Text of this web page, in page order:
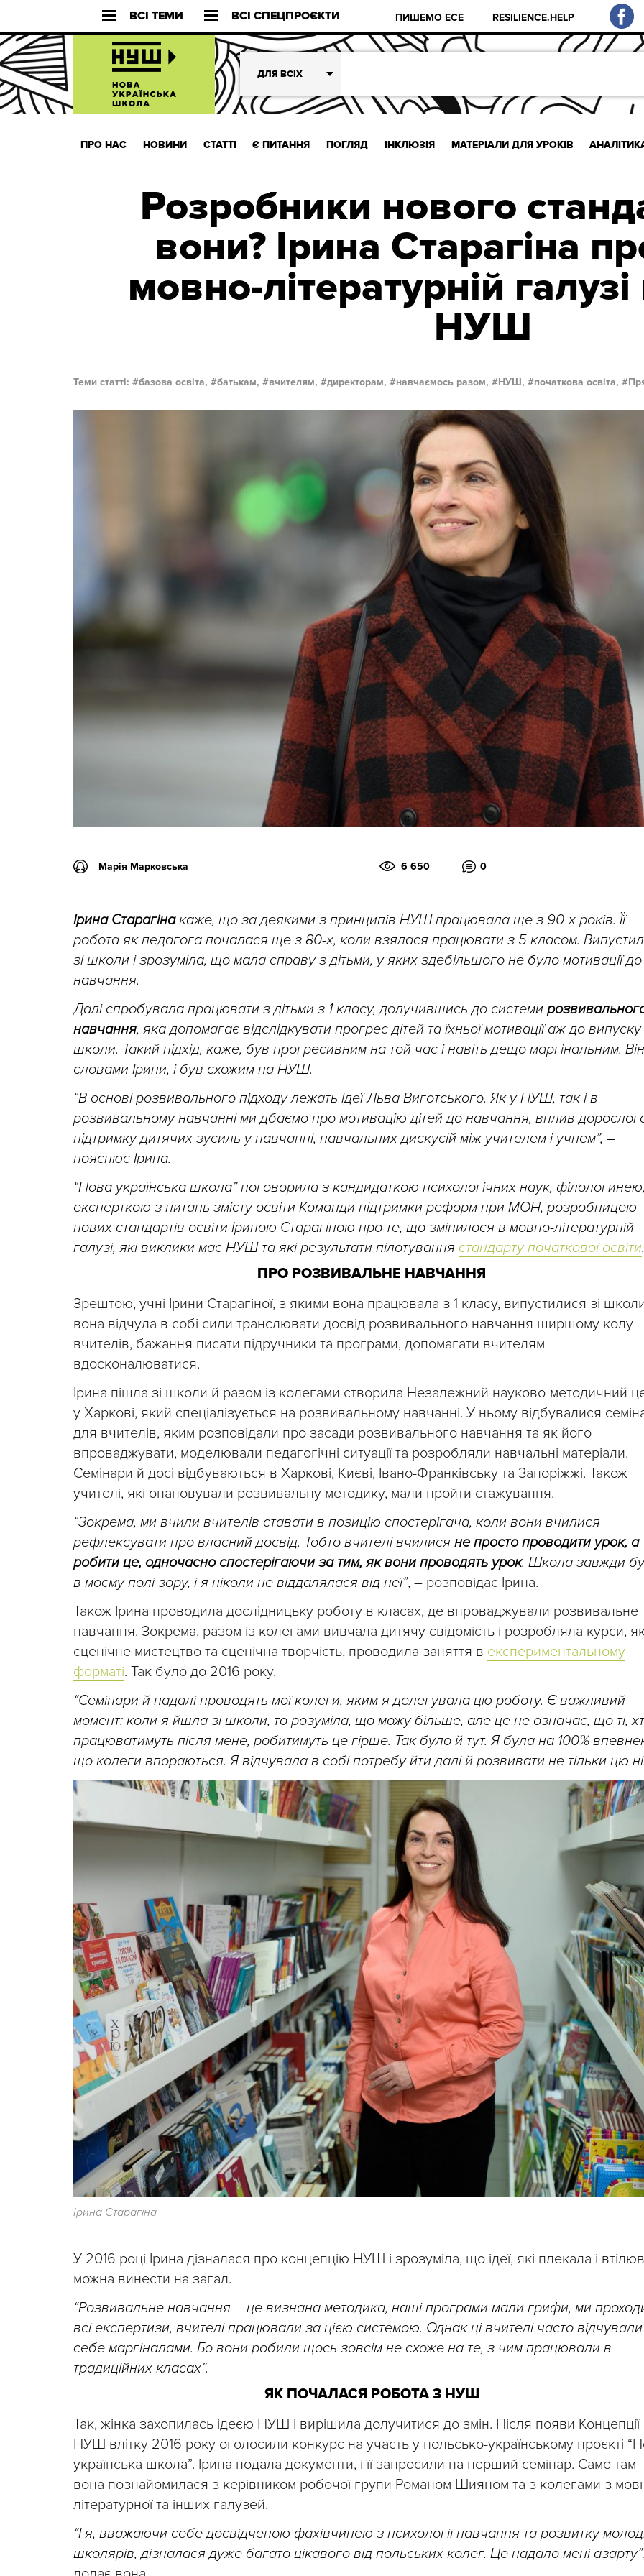
ВСІ ТЕМИ ВСІ СПЕЦПРОЄКТИ ПИШЕМО ЕСЕ RESILIENCE.HELP
ДЛЯ ВСІХ
ПРО НАС НОВИНИ СТАТТІ Є ПИТАННЯ ПОГЛЯД ІНКЛЮЗІЯ МАТЕРІАЛИ ДЛЯ УРОКІВ
Розробники нового
вони? Ірина Старагіна
мовно-літературній
НУШ
Теми статті: базова освіта, батькам, вчителям, директорам, навчаємось разом, НУШ, початкова освіта,
Марія Марковська 6 650 0
Ірина Старагінакаже, що за деякими з принципів НУШ працювала ще з 90-х років. Її
робота як педагога почалася ще з 80-х, коли взялася працювати з 5 класом.
зі школи і зрозуміла, що мала справу з дітьми, у яких здебільшого не було мотивації до
навчання.
Далі спробувала працювати з дітьми з 1 класу, долучившись до системи
навчання, яка допомагає відслідкувати прогрес дітей та їхньої мотивації аж до випуску
школи. Такий підхід, каже, був прогресивним на той час і навіть дещо маргінальним.
словами Ірини, і був схожим на НУШ.
“В основі розвивального підходу лежать ідеї Льва Виготського. Як у НУШ, так і в
розвивальному навчанні ми дбаємо про мотивацію дітей до навчання, вплив
підтримку дитячих зусиль у навчанні, навчальних дискусій між учителем і учнем”, –
пояснює Ірина.
“Нова українська школа” поговорила з кандидаткою психологічних наук,
експерткою з питань змісту освіти Команди підтримки реформ при МОН, розробницею
нових стандартів освіти Іриною Старагіною про те, що змінилося в мовно-літературній
галузі, які виклики має НУШ та які результати пілотування стандарту початкової освіти.
ПРО РОЗВИВАЛЬНЕ НАВЧАННЯ
Зрештою, учні Ірини Старагіної, з якими вона працювала з 1 класу, випустилися зі
вона відчула в собі сили транслювати досвід розвивального навчання ширшому колу
вчителів, бажання писати підручники та програми, допомагати вчителям
вдосконалюватися.
Ірина пішла зі школи й разом із колегами створила Незалежний науково-методичний
у Харкові, який спеціалізується на розвивальному навчанні. У ньому відбувалися
для вчителів, яким розповідали про засади розвивального навчання та як його
впроваджувати, моделювали педагогічні ситуації та розробляли навчальні матеріали.
Семінари й досі відбуваються в Харкові, Києві, Івано-Франківську та Запоріжжі. Також
учителі, які опановували розвивальну методику, мали пройти стажування.
“Зокрема, ми вчили вчителів ставати в позицію спостерігача, коли вони вчилися
рефлексувати про власний досвід. Тобто вчителі вчилися не просто проводити урок, а
робити це, одночасно спостерігаючи за тим, як вони проводять урок. Школа завжди
в моєму полі зору, і я ніколи не віддалялася від неї”, – розповідає Ірина.
Також Ірина проводила дослідницьку роботу в класах, де впроваджували розвивальне
навчання. Зокрема, разом із колегами вивчала дитячу свідомість і розробляла курси,
сценічне мистецтво та сценічна творчість, проводила заняття в експериментальному
форматі. Так було до 2016 року.
“Семінари й надалі проводять мої колеги, яким я делегувала цю роботу. Є важливий
момент: коли я йшла зі школи, то розуміла, що можу більше, але це не означає, що ті,
працюватимуть після мене, робитимуть це гірше. Так було й тут. Я була на 100%
що колеги впораються. Я відчувала в собі потребу йти далі й розвивати не тільки цю
Ірина Старагіна
У 2016 році Ірина дізналася про концепцію НУШ і зрозуміла, що ідеї, які плекала і
можна винести на загал.
“Розвивальне навчання – це визнана методика, наші програми мали грифи, ми
всі експертизи, вчителі працювали за цією системою. Однак ці вчителі часто відчували
себе маргіналами. Бо вони робили щось зовсім не схоже на те, з чим працювали в
традиційних класах”.
ЯК ПОЧАЛАСЯ РОБОТА З НУШ
Так, жінка захопилась ідеєю НУШ і вирішила долучитися до змін. Після появи Концепції
НУШ влітку 2016 року оголосили конкурс на участь у польсько-українському проєкті
українська школа”. Ірина подала документи, і її запросили на перший семінар. Саме там
вона познайомилася з керівником робочої групи Романом Шияном та з колегами з
літературної та інших галузей.
“І я, вважаючи себе досвідченою фахівчинею з психології навчання та розвитку
школярів, дізналася дуже багато цікавого від польських колег. Це надало мені азарту”